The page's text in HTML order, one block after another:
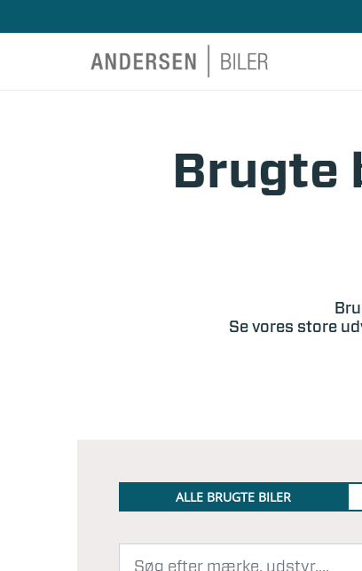
Brugte
Se vores store
ALLE BRUGTE BILER